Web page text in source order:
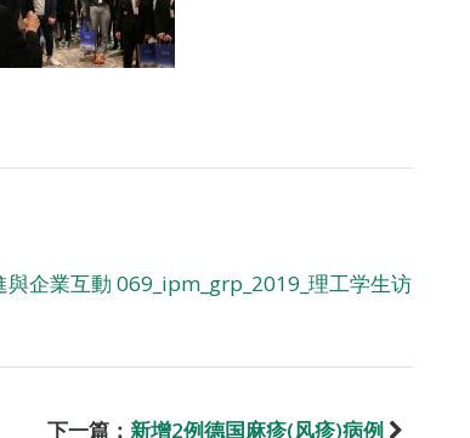
企業互動 069_ipm_grp_2019_理工学生访
下一篇： 新增2例德国麻疹(风疹)病例